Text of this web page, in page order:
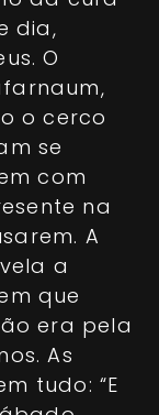
dia,
O
o cerco
se
com
na
A
a
que
era pela
As
tudo: “E